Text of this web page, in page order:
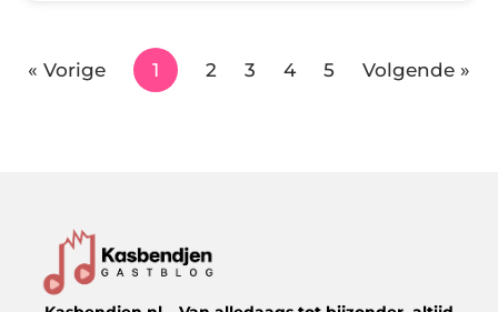
« Vorige 1 2 3 4 5 Volgende »